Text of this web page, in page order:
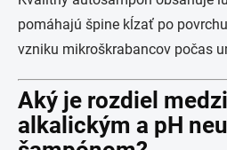
pomáhajú špine kĺzať po
vzniku mikroškrabancov počas
Aký je rozdiel
alkalickým a pH